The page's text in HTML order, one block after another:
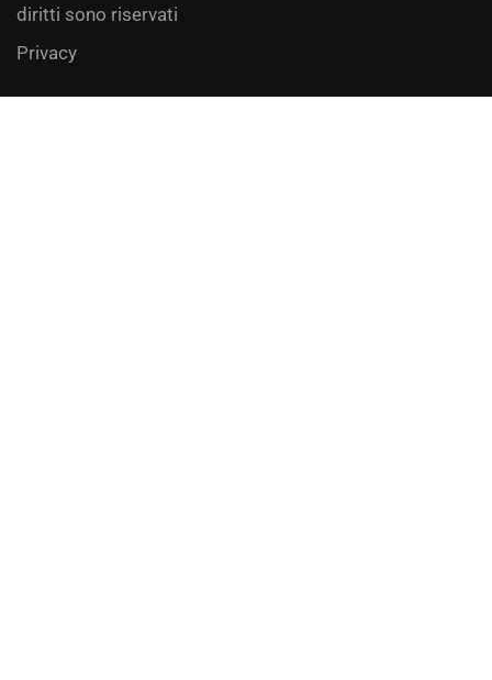
diritti sono riservati
Privacy